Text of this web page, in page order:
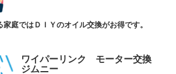
庭ではＤＩＹのオイル交換がお得です。
ワイパーリンク モーター交換
ジムニー